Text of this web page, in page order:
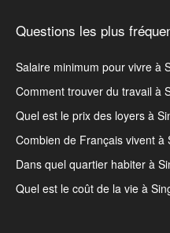
Questions les plus
Salaire minimum pour vivre à
Comment trouver du travail à
Quel est le prix des loyers à
Combien de Français vivent à
Dans quel quartier habiter à
Quel est le coût de la vie à